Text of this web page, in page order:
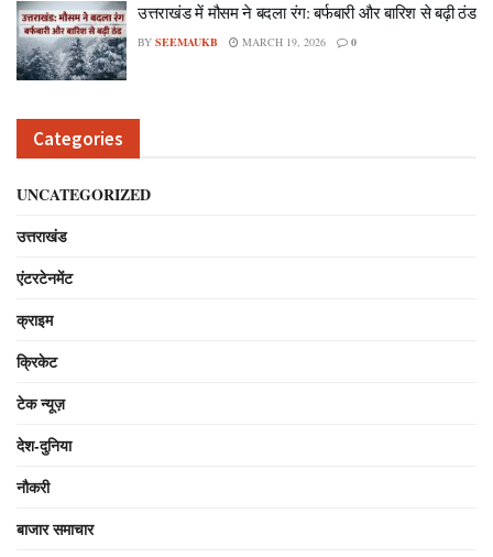
उत्तराखंड में मौसम ने बदला रंग: बर्फबारी और बारिश से बढ़ी ठंड
BY SEEMAUKB MARCH 19, 2026 0
Categories
UNCATEGORIZED
उत्तराखंड
एंटरटेनमेंट
क्राइम
क्रिकेट
टेक न्यूज़
देश-दुनिया
नौकरी
बाजार समाचार